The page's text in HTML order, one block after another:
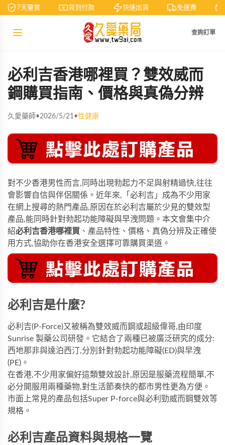
7天鑒賞 貨到付款 快速出貨 免運費
查詢訂單
必利吉香港哪裡買？雙效威而
鋼購買指南、價格與真偽分辨
久愛藥師•2026/5/21•性健康
對不少香港男性而言,同時出現勃起力不足與射精過快,往往
會影響自信與伴侶關係。近年來,「必利吉」成為不少用家
在網上搜尋的熱門產品,原因在於必利吉屬於少見的雙效型
產品,能同時針對勃起功能障礙與早洩問題。本文會集中介
紹必利吉香港哪裡買 、產品特性、價格、真偽分辨及正確使
用方式,協助你在香港安全選擇可靠購買渠道。
必利吉是什麼?
必利吉(P-Force)又被稱為雙效威而鋼或超級偉哥,由印度
Sunrise 製藥公司研發。它結合了兩種已被廣泛研究的成分:
西地那非與達泊西汀,分別針對勃起功能障礙(ED)與早洩
(PE)。
在香港,不少用家偏好這類雙效設計,原因是服藥流程簡單,不
必分開服用兩種藥物,對生活節奏快的都市男性更為方便。
市面上常見的產品包括Super P-force與必利勁威而鋼雙效等
規格。
必利吉產品資料與規格一覽